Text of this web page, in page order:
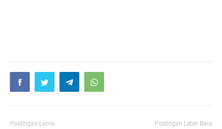
Postingan Lama Postingan Lebih Baru